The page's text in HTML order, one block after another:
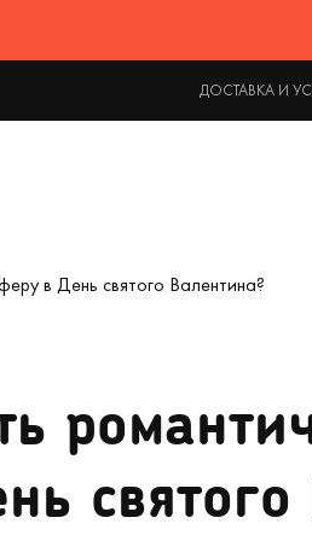
ДОСТАВКА И
в День святого Валентина?